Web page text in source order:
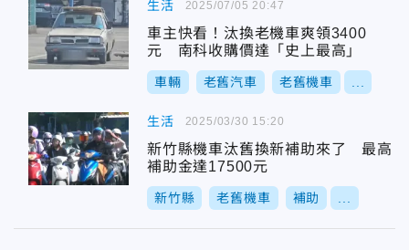
生活
車主快看！汰換老機車爽領3400
元 南科收購價達「史上最高」
車輛 老舊汽車 老舊機車
2025/07/05 20:47
生活
新竹縣機車汰舊換新補助來了 最高
補助金達17500元
新竹縣 老舊機車 補助
2025/03/30 15:20